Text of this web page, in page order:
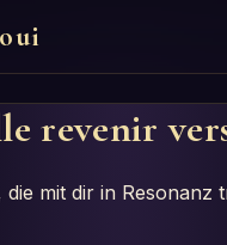
revenir
die mit dir in Resonanz